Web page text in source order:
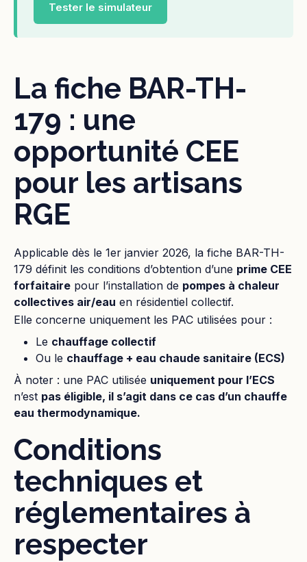
Tester le simulateur
La fiche BAR-TH-
179 : une
opportunité CEE
pour les artisans
RGE
Applicable dès le 1er janvier 2026, la fiche BAR-TH-
179 définit les conditions d’obtention d’une prime CEE
forfaitaire pour l’installation de pompes à chaleur
collectives air/eau en résidentiel collectif.
Elle concerne uniquement les PAC utilisées pour :
Le chauffage collectif
Ou le chauffage + eau chaude sanitaire (ECS)
À noter : une PAC utilisée uniquement pour l’ECS
n’est pas éligible, il s’agit dans ce cas d’un chauffe
eau thermodynamique.
Conditions
techniques et
réglementaires à
respecter